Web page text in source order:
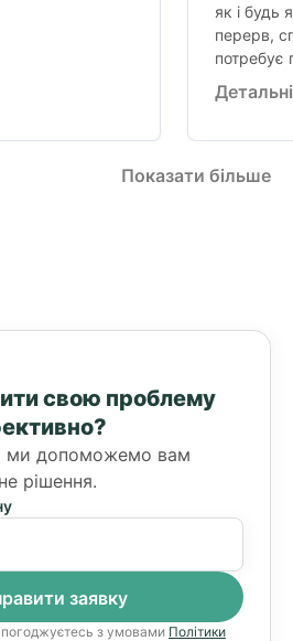
як і будь
перерв,
потребує
Показати більше
свою проблему
ми допоможемо вам
рішення.
з умовами Політики